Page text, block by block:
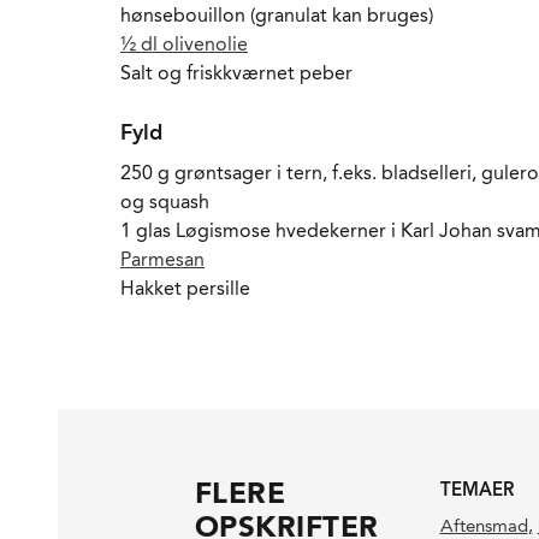
hønsebouillon (granulat kan bruges)
½ dl olivenolie
Salt og friskkværnet peber
Fyld
250 g grøntsager i tern, f.eks. bladselleri,
og squash
1 glas Løgismose hvedekerner i Karl Johan
Parmesan
Hakket persille
FLERE
OPSKRIFTER
TEMAER
Aftensmad,